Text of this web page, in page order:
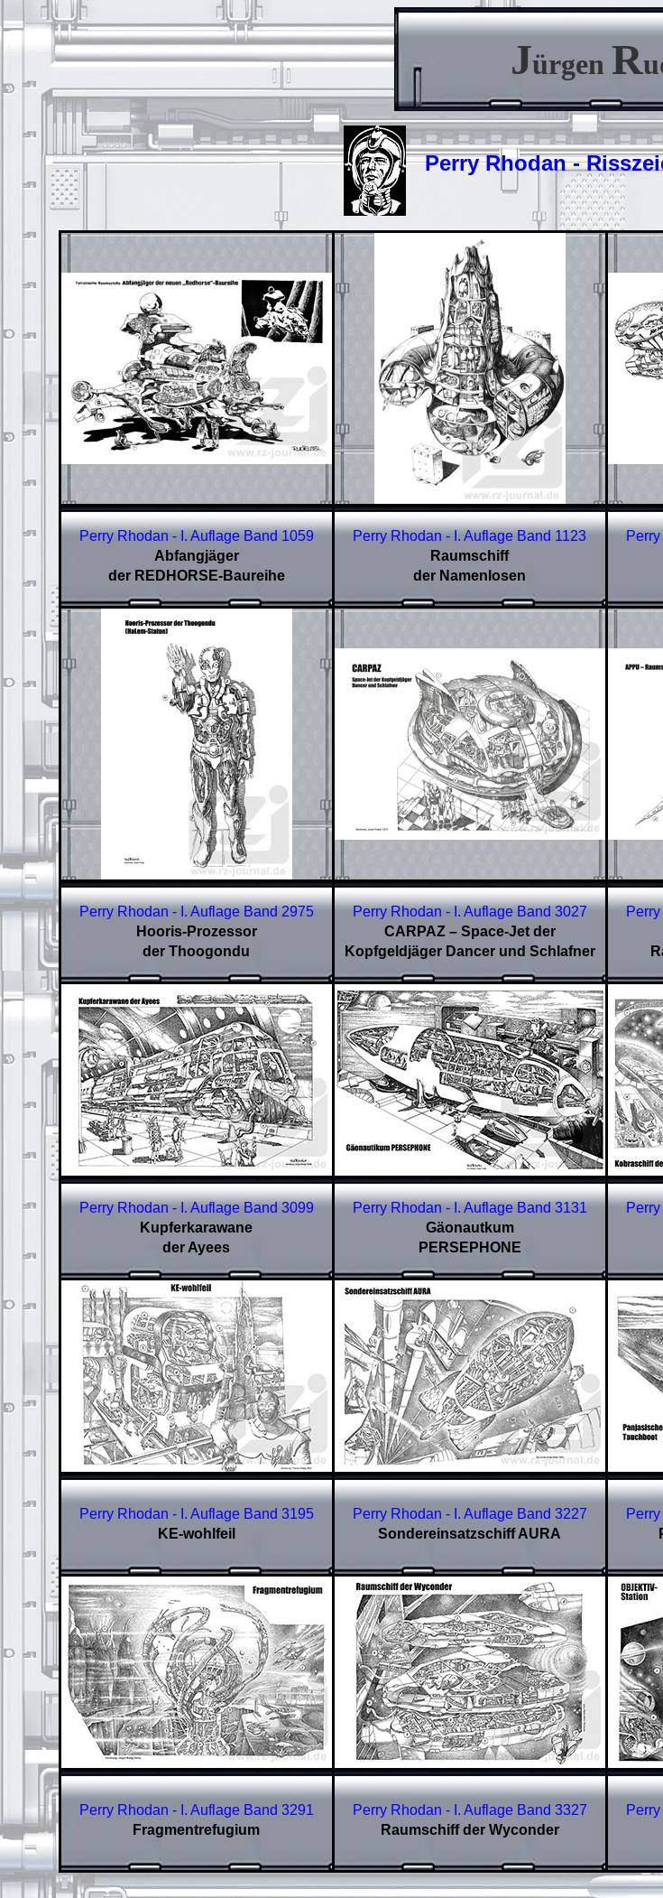
Jürgen R
Perry Rhodan -
Perry Rhodan - I. Auflage Band 1059
Abfangjäger
der REDHORSE-Baureihe
Perry Rhodan - I. Auflage Band 1123
Raumschiff
der Namenlosen
Perry Rhodan - I. Auflage Band 2975
Hooris-Prozessor
der Thoogondu
Perry Rhodan - I. Auflage Band 3027
CARPAZ – Space-Jet der
Kopfgeldjäger Dancer und Schlafner
Perry Rhodan - I. Auflage Band 3099
Kupferkarawane
der Ayees
Perry Rhodan - I. Auflage Band 3131
Gäonautkum
PERSEPHONE
Perry Rhodan - I. Auflage Band 3195
KE-wohlfeil
Perry Rhodan - I. Auflage Band 3227
Sondereinsatzschiff AURA
Perry Rhodan - I. Auflage Band 3291
Fragmentrefugium
Perry Rhodan - I. Auflage Band 3327
Raumschiff der Wyconder